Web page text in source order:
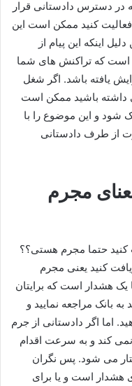
در دسترس دادستانی قرار
فعالیت کنید ممکن است این
اینکه این پیام از
است که تراکنش های شما
یافته باشد. اگر شغل
داشته باشید ممکن است
شود و این موضوع را با
از طرف دادستانی
مجرم
کنید حتما مجرم هستی؟؟
کنید یعنی مجرم
یک هشدار است که برایتان
بانک مراجعه نمایید و
اما اگر دادستانی از جرم
کند و به سرعت اقدام
می شود. پس نگران
هشدار است و یا برای